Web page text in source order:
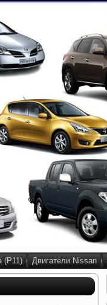
(P11) Двигатели Nissan